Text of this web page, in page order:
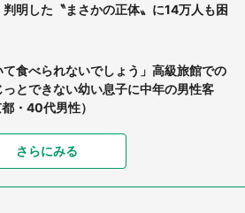
明した〝まさかの正体〟に14万人も困
て食べられないでしょう」高級旅館での
とできない幼い息子に中年の男性客
・40代男性）
」1歳息子の〝店頭駄々こね〟の内容に1.
く 「お菓子売り場ならまだしも...」「ハ
」
さらにみる